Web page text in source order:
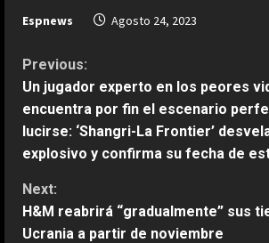
Espnews Agosto 24, 2023
C
o
n
t
i
Previous:
Un jugador experto en los peores
encuentra por fin el escenario
lucirse: ‘Shangri-La Frontier’
explosivo y confirma su fecha de
Next:
H&M reabrirá “gradualmente” sus
Ucrania a partir de noviembre